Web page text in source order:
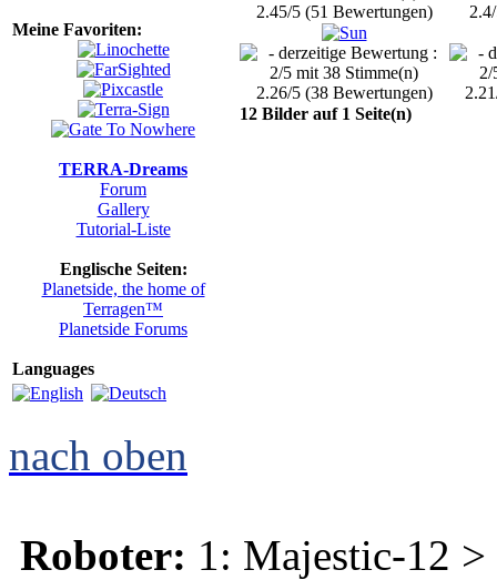
Meine Favoriten:
TERRA-Dreams
Forum
Gallery
Tutorial-Liste
Englische Seiten:
Planetside, the home of
Terragen™
Planetside Forums
Languages
2.45/5 (51 Bewertungen)
2.26/5 (38 Bewertungen)
12 Bilder auf 1 Seite(n)
nach oben
Roboter: 1: Majestic-12 >